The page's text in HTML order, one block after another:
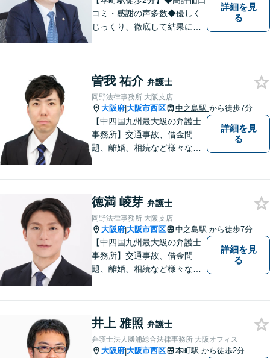
コミ・感謝の声多数◆優しく
じっくり、徹底して結果にこ
「女性に寄り添う豊富な相談
実績」その方の人生の再出発
を全力で応援いたします【休
日・夜間相談可】
詳細を見
る
曽我 祐介 弁護士
岡野法律事務所 大阪支店
大阪府|大阪市西区 中之島駅 から徒歩7分
【中四国九州最大級の弁護士
事務所】交通事故、借金問
題、離婚、相続など様々な問
い！
詳細を見
る
徳満 崚芽 弁護士
岡野法律事務所 大阪支店
大阪府|大阪市西区 中之島駅 から徒歩7分
【中四国九州最大級の弁護士
事務所】交通事故、借金問
題、離婚、相続など様々な問
い！
詳細を見
る
井上 雅照 弁護士
弁護士法人勝浦総合法律事務所 大阪オフィス
大阪府|大阪市西区 本町駅 から徒歩2分